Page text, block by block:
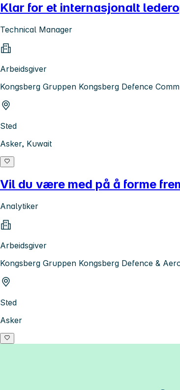
Klar for et internasjonalt
Technical Manager
Arbeidsgiver
Kongsberg Gruppen Kongsberg Defence
Sted
Asker, Kuwait
Vil du være med på å forme
Analytiker
Arbeidsgiver
Kongsberg Gruppen Kongsberg Defence &
Sted
Asker